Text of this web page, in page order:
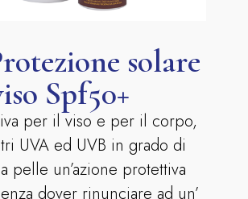
solare
Spf50+
per il viso e per il corpo,
UVA ed UVB in grado di
pelle un’azione protettiva
dover rinunciare ad un’